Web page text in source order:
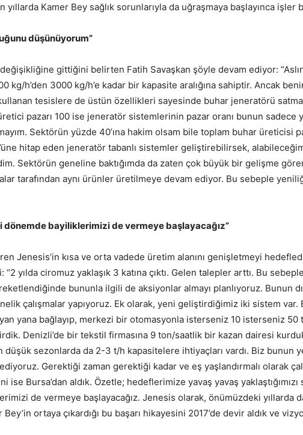
Kamer Bey sağlık sorunlarıyla da uğraşmaya başlayınca işler
düşünüyorum”
gittiğini belirten Fatih Savaşkan şöyle devam ediyor:
kg/h’den 3000 kg/h’e kadar bir kapasite aralığına sahiptir. Ancak
tesislere de üstün özellikleri sayesinde buhar jeneratörü
pazarı 100 ise jeneratör sistemlerinin pazar oranı bunun sadece
Sektörün yüzde 40’ına hakim olsam bile toplam buhar üreticisi
hitap eden jeneratör tabanlı sistemler geliştirebilirsek,
Sektörün geneline baktığımda da zaten çok büyük bir gelişme
tarafından aynı ürünler üretilmeye devam ediyor. Bu sebeple
dönemde bayiliklerimizi de vermeye başlayacağız”
Jenesis’in kısa ve orta vadede üretim alanını genişletmeyi
yılda ciromuz yaklaşık 3 katına çıktı. Gelen talepler arttı. Bu
bununla ilgili de aksiyonlar almayı planlıyoruz. Bunun
çalışmalar yapıyoruz. Ek olarak, yeni geliştirdiğimiz iki sistem
yana bağlayıp, merkezi bir otomasyonla isterseniz 10 isterseniz
Denizli’de bir tekstil firmasına 9 ton/saatlik bir kazan dairesi
düşük sezonlarda da 2-3 t/h kapasitelere ihtiyaçları vardı. Biz
Gerektiği zaman gerektiği kadar ve eş yaşlandırmalı olarak
ise Bursa’dan aldık. Özetle; hedeflerimize yavaş yavaş
de vermeye başlayacağız. Jenesis olarak, önümüzdeki yıllarda
ortaya çıkardığı bu başarı hikayesini 2017’de devir aldık ve